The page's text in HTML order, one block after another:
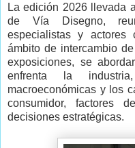
La edición 2026 llevada
de Vía Disegno,
especialistas y actores
ámbito de intercambio
exposiciones, se
enfrenta la
macroeconómicas y los
consumidor, factores
decisiones estratégicas.